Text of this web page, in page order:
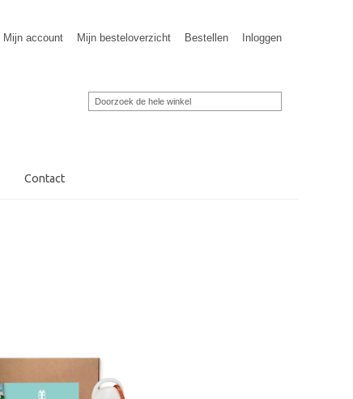
Mijn account Mijn besteloverzicht Bestellen Inloggen
Contact